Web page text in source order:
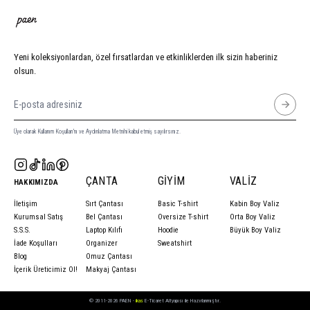
Yeni koleksiyonlardan, özel fırsatlardan ve etkinliklerden ilk sizin haberiniz
olsun.
Üye olarak Kullanım Koşulları'nı ve Aydınlatma Metni'ni kabul etmiş sayılırsınız.
HAKKIMIZDA
İletişim
Kurumsal Satış
S.S.S.
İade Koşulları
Blog
İçerik Üreticimiz Ol!
ÇANTA
Sırt Çantası
Bel Çantası
Laptop Kılıfı
Organizer
Omuz Çantası
Makyaj Çantası
GIYIM
Basic T-shirt
Oversize T-shirt
Hoodie
Sweatshirt
VALIZ
Kabin Boy Valiz
Orta Boy Valiz
Büyük Boy Valiz
© 2011-2026 PAEN - ikas E-Ticaret Altyapısı ile Hazırlanmıştır.